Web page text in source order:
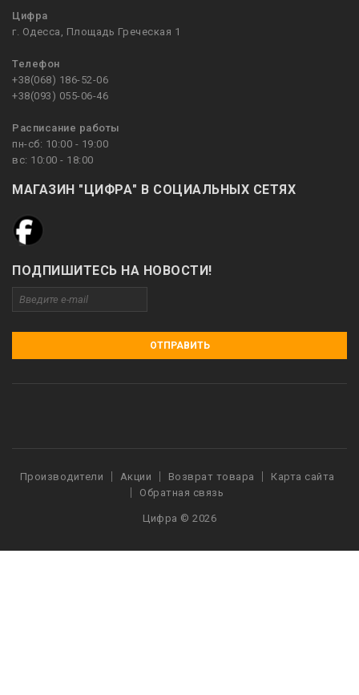
Цифра
г. Одесса, Площадь Греческая 1
Телефон
+38(068) 186-52-06
+38(093) 055-06-46
Расписание работы
пн-сб: 10:00 - 19:00
вс: 10:00 - 18:00
МАГАЗИН "ЦИФРА" В СОЦИАЛЬНЫХ СЕТЯХ
ПОДПИШИТЕСЬ НА НОВОСТИ!
ОТПРАВИТЬ
Производители Акции Возврат товара
Карта сайта
Обратная связь
Цифра © 2026